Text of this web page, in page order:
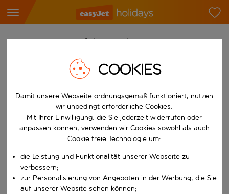
Finde deinen perfekten Urlaub
Beginne mit der Eingabe für die automatische
Flughafen wählen
Beginne mit der Eingabe für die automatische
Reiseziel wählen
Nach
Wähle ein Ab- und Rückflugdatum aus.
Wer
COOKIES
Damit unsere Webseite ordnungsgemäß funktioniert, nutzen
wir unbedingt erforderliche Cookies.
Mit Ihrer Einwilligung, die Sie jederzeit widerrufen oder
anpassen können, verwenden wir Cookies sowohl als auch
Cookie freie Technologie um:
die Leistung und Funktionalität unserer Webseite zu
verbessern;
zur Personalisierung von Angeboten in der Werbung, die Sie
auf unserer Website sehen können;